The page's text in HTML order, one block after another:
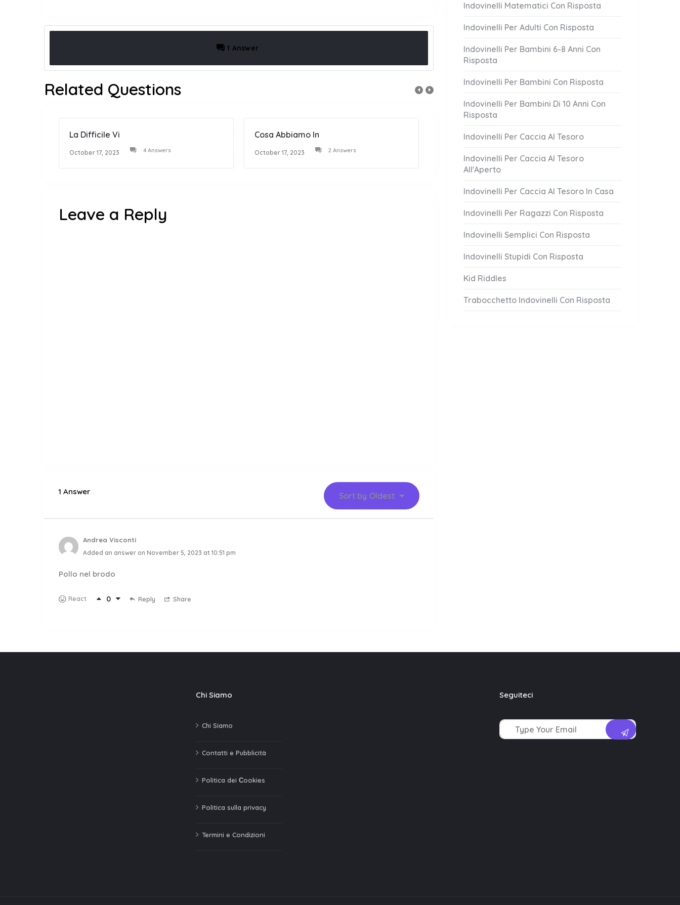
1 Answer
Related Questions
La Difficile Vi
October 17, 2023 4 Answers
Cosa Abbiamo In
October 17, 2023 2 Answers
Amo L'Acqua
Leave a Reply
1 Answer Sort by Oldest
Andrea Visconti
Added an answer on November 5, 2023 at 10:51 pm
Pollo nel brodo
React 0 Reply Share
Indovinelli Matematici Con Risposta
Indovinelli Per Adulti Con Risposta
Indovinelli Per Bambini 6-8 Anni Con
Risposta
Indovinelli Per Bambini Con Risposta
Indovinelli Per Bambini Di 10 Anni Con
Risposta
Indovinelli Per Caccia Al Tesoro
Indovinelli Per Caccia Al Tesoro
All'Aperto
Indovinelli Per Caccia Al Tesoro In Casa
Indovinelli Per Ragazzi Con Risposta
Indovinelli Semplici Con Risposta
Indovinelli Stupidi Con Risposta
Kid Riddles
Trabocchetto Indovinelli Con Risposta
Chi Siamo
Chi Siamo
Contatti e Pubblicità
Politica dei Сookies
Politica sulla privacy
Termini e Condizioni
Seguiteci